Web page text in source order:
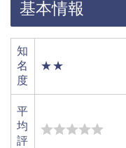
基本情報
知
名
度
★★
平
均
評